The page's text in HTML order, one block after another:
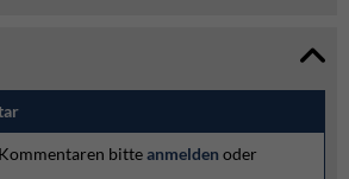
bitteanmelden oder